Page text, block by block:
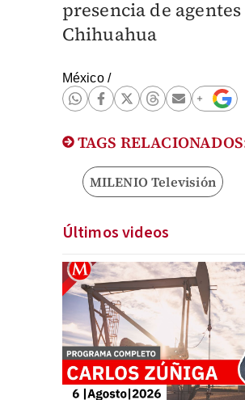
presencia de
Chihuahua
México/
TAGS
MILENIO Televisión
Últimos videos